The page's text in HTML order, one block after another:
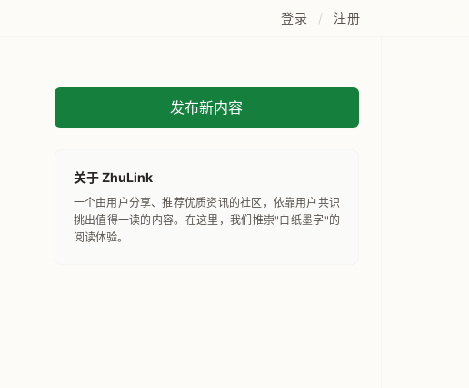
登录 / 注册
发布新内容
关于 ZhuLink
一个由用户分享、推荐优质资讯的社区，依靠用户共识
挑出值得一读的内容。在这里，我们推崇"白纸墨字"的
阅读体验。